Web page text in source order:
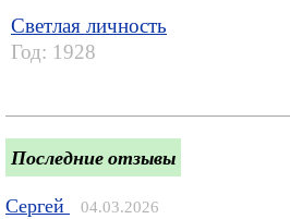
Светлая личность
Год: 1928
Последние отзывы
Сергей 04.03.2026